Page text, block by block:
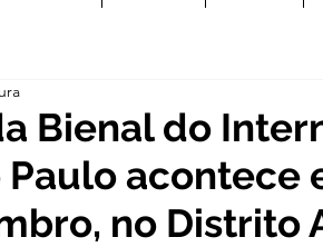
Bienal do
Paulo acontece
no Distrito